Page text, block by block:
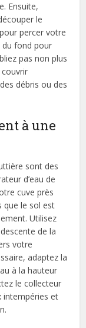
Ensuite,
le
percer votre
du fond pour
pas non plus
débris ou des
à une
sont des
d’eau de
cuve près
que le sol est
Utilisez
de la
votre
adaptez la
à la hauteur
le collecteur
intempéries et